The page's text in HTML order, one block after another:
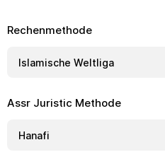
Rechenmethode
Assr Juristic Methode